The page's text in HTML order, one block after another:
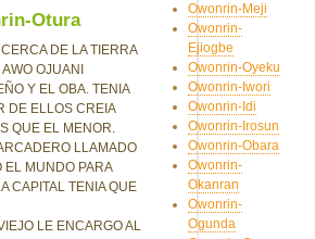
Otura
DE LA TIERRA
OJUANI
Y EL OBA. TENIA
DE ELLOS CREIA
QUE EL MENOR.
LLAMADO
EL MUNDO PARA
CAPITAL TENIA QUE
LE ENCARGO AL
Owonrin-Meji
Owonrin-
Ejiogbe
Owonrin-Oyeku
Owonrin-Iwori
Owonrin-Idi
Owonrin-Irosun
Owonrin-Obara
Owonrin-
Okanran
Owonrin-
Ogunda